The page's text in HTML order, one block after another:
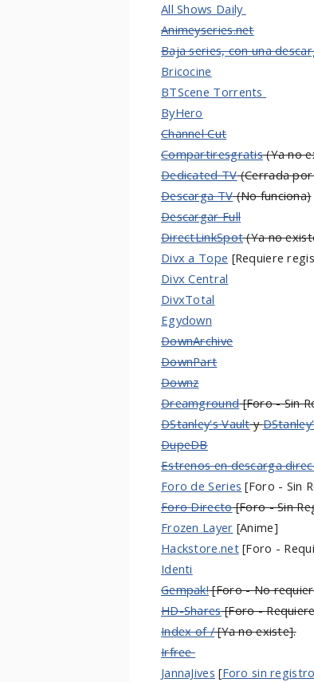
All Shows Daily
Animeyseries.net
Baja series, con una
Bricocine
BTScene Torrents
ByHero
Channel Cut
Compartiresgratis(Ya no
Dedicated TV(Cerrada por
Descarga TV(No funciona)
Descargar Full
DirectLinkSpot(Ya no
Divx a Tope [Requiere
Divx Central
DivxTotal
Egydown
DownArchive
DownPart
Downz
Dreamground[Foro - Sin
DStanley's Vaulty
DupeDB
Estrenos en descarga
Foro de Series [Foro - Sin
Foro Directo[Foro - Sin
Frozen Layer [Anime]
Hackstore.net[Foro -
Identi
Gempak![Foro - No
HD-Shares[Foro -
Index of /[Ya no existe].
Irfree
JannaJives [Foro sin registro